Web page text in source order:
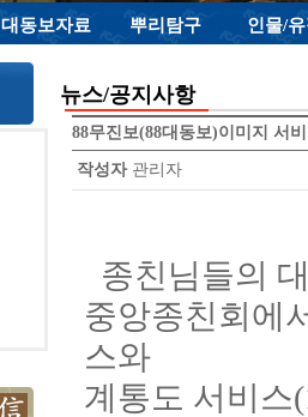
대동보자료 뿌리탐구 인물/
뉴스/공지사항
88무진보(88대동보)이미지 서
작성자 관리자
종친님들의
중앙종친회에
스와
계통도 서비스